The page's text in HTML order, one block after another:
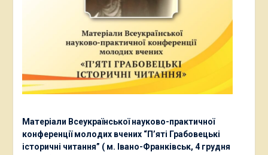
Матеріали Всеукраїнської науково-практичної
конференції молодих вчених “П’яті Грабовецькі
історичні читання” ( м. Івано-Франківськ, 4 грудня